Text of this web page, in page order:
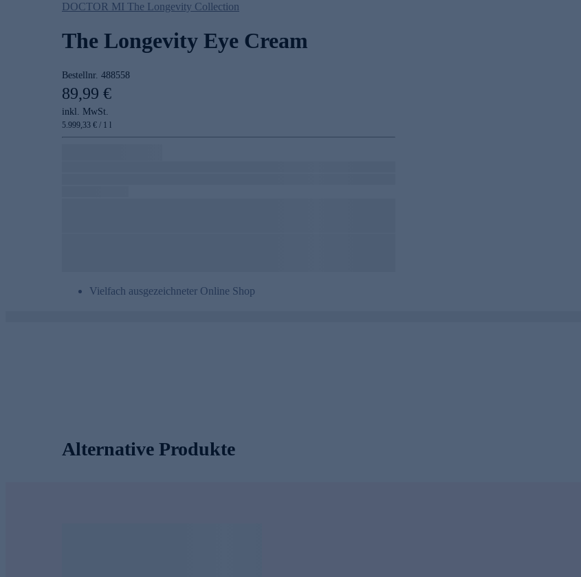
DOCTOR MI The Longevity Collection
The Longevity Eye Cream
Bestellnr. 488558
89,99 €
inkl. MwSt.
5.999,33 € / 1 l
Vielfach ausgezeichneter Online Shop
Alternative Produkte